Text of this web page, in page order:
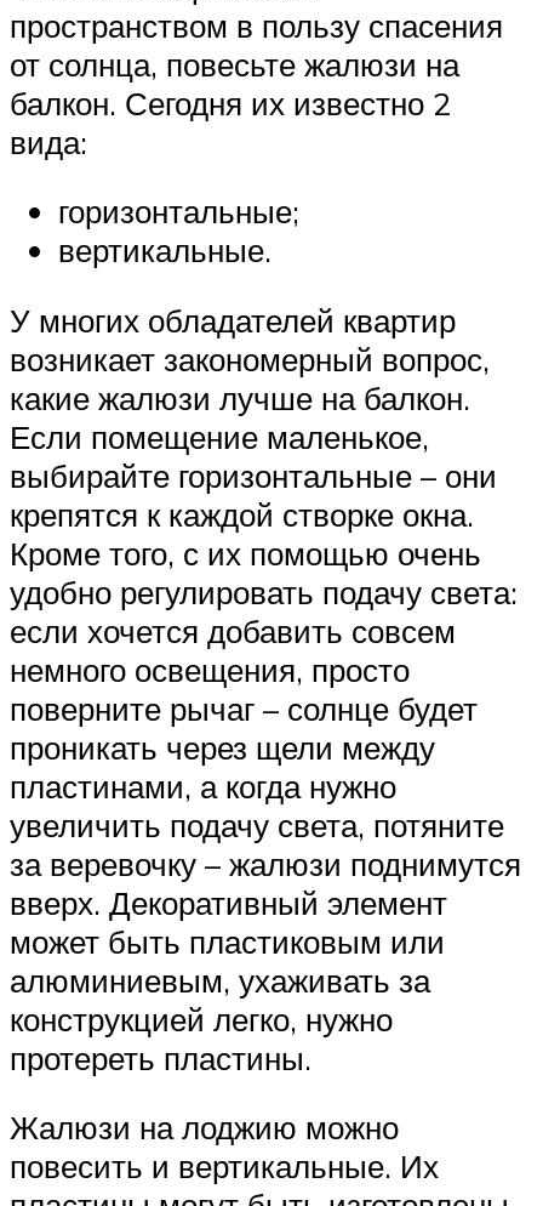
пространством в пользу спасения
от солнца, повесьте жалюзи на
балкон. Сегодня их известно 2
вида:
горизонтальные;
вертикальные.
У многих обладателей квартир
возникает закономерный вопрос,
какие жалюзи лучше на балкон.
Если помещение маленькое,
выбирайте горизонтальные – они
крепятся к каждой створке окна.
Кроме того, с их помощью очень
удобно регулировать подачу света:
если хочется добавить совсем
немного освещения, просто
поверните рычаг – солнце будет
проникать через щели между
пластинами, а когда нужно
увеличить подачу света, потяните
за веревочку – жалюзи поднимутся
вверх. Декоративный элемент
может быть пластиковым или
алюминиевым, ухаживать за
конструкцией легко, нужно
протереть пластины.
Жалюзи на лоджию можно
повесить и вертикальные. Их